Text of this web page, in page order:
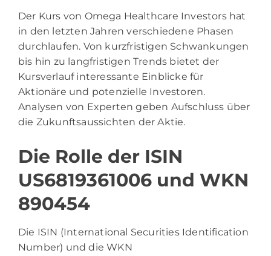
Der Kurs von Omega Healthcare Investors hat
in den letzten Jahren verschiedene Phasen
durchlaufen. Von kurzfristigen Schwankungen
bis hin zu langfristigen Trends bietet der
Kursverlauf interessante Einblicke für
Aktionäre und potenzielle Investoren.
Analysen von Experten geben Aufschluss über
die Zukunftsaussichten der Aktie.
Die Rolle der ISIN
US6819361006 und WKN
890454
Die ISIN (International Securities Identification
Number) und die WKN